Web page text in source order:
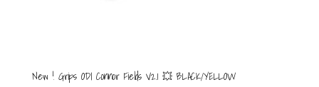
New ! Grips ODI Connor Fields V2.1 💥 BLACK/YELLOW